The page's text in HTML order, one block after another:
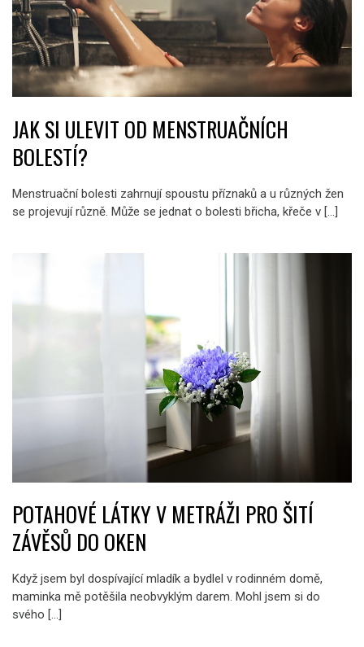
JAK SI ULEVIT OD MENSTRUAČNÍCH
BOLESTÍ?
Menstruační bolesti zahrnují spoustu příznaků a u různých žen
se projevují různě. Může se jednat o bolesti břicha, křeče v […]
POTAHOVÉ LÁTKY V METRÁŽI PRO ŠITÍ
ZÁVĚSŮ DO OKEN
Když jsem byl dospívající mladík a bydlel v rodinném domě,
maminka mě potěšila neobvyklým darem. Mohl jsem si do
svého […]